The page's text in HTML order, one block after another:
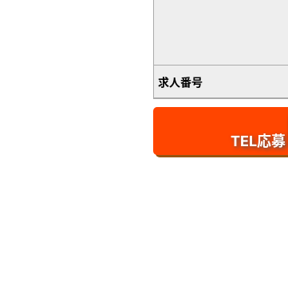
求人番号
TEL応募